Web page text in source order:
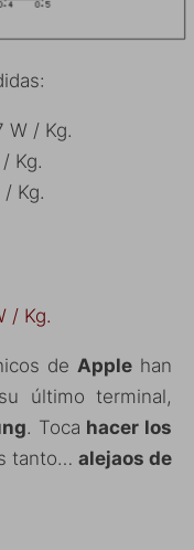
W / Kg.
Kg.
Kg.
/ Kg.
de Applehan
último terminal,
. Toca hacer los
tanto… alejaos de